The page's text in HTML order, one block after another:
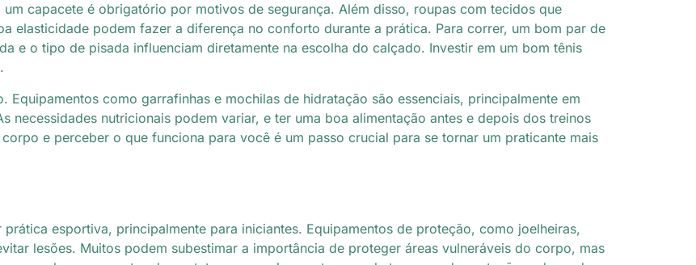
capacete é obrigatório por motivos de segurança. Além disso, roupas com tecidos que
elasticidade podem fazer a diferença no conforto durante a prática. Para correr, um bom par de
e o tipo de pisada influenciam diretamente na escolha do calçado. Investir em um bom tênis
Equipamentos como garrafinhas e mochilas de hidratação são essenciais, principalmente em
necessidades nutricionais podem variar, e ter uma boa alimentação antes e depois dos treinos
e perceber o que funciona para você é um passo crucial para se tornar um praticante mais
esportiva, principalmente para iniciantes. Equipamentos de proteção, como joelheiras,
lesões. Muitos podem subestimar a importância de proteger áreas vulneráveis do corpo, mas